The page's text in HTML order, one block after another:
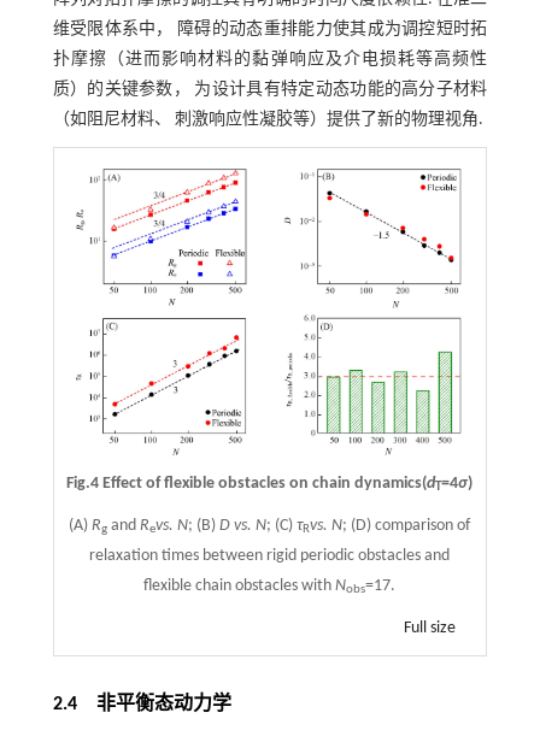
维受限体系中， 障碍的动态重排能力使其成为调控短时拓
扑摩擦（进而影响材料的黏弹响应及介电损耗等高频性
质）的关键参数， 为设计具有特定动态功能的高分子材料
（如阻尼材料、 刺激响应性凝胶等）提供了新的物理视角.
Fig.4 Effect of flexible obstacles on chain dynamics(dT=4σ)
(A)Rg andRevs. N; (B)D vs. N; (C)τRvs. N; (D) comparison of
relaxation times between rigid periodic obstacles and
flexible chain obstacles withNobs=17.
Full size
2.4 非平衡态动力学